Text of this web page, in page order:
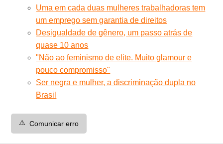
Uma em cada duas mulheres trabalhadoras tem
um emprego sem garantia de direitos
Desigualdade de gênero, um passo atrás de
quase 10 anos
"Não ao feminismo de elite. Muito glamour e
pouco compromisso"
Ser negra e mulher, a discriminação dupla no
Brasil
⚠️ Comunicar erro